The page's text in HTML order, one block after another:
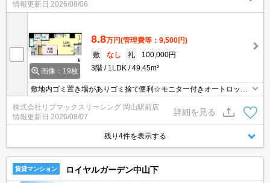
情報更新日 2026/08/06
画像：19枚
8.8万円(管理費等：9,500円)
敷
なし 礼
100,000円
3階
1LDK 49.45m²
敷地内ゴミ置き場がありゴミ捨て便利☆モニター付きオートロック
で防犯面も安心☆不在時にお荷物の受け取り可能な宅配ボックスあ
り☆ネット使用料無料☆追い炊き機能や浴室乾燥機など人気の室内
設備充実☆
株式会社リブマックスリーシング 岡山駅前店
情報更新日 2026/08/07
詳細を見る
残り4件を表示する
賃貸マンション ロイヤルガーデン中山下